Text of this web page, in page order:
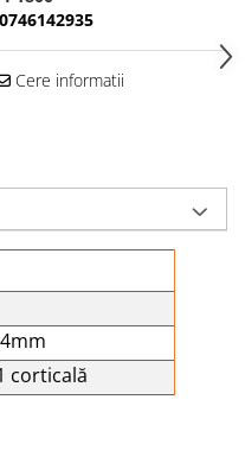
0746142935
Cere informatii
corticală